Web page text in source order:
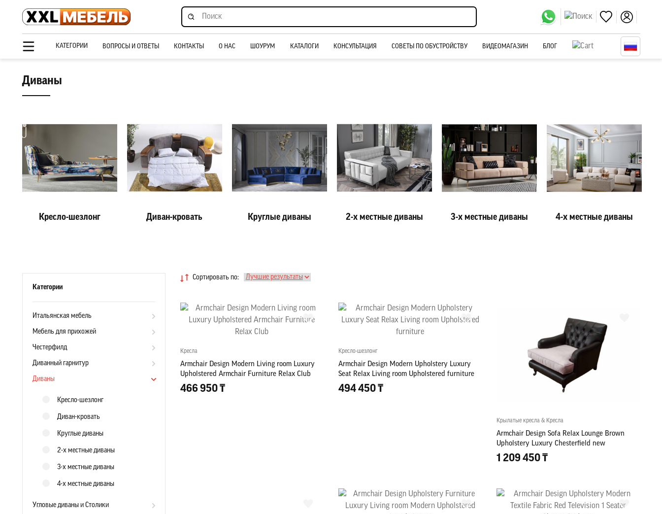
КАТЕГОРИИ ВОПРОСЫ И ОТВЕТЫ КОНТАКТЫ О НАС ШОУРУМ КАТАЛОГИ КОНСУЛЬТАЦИЯ СОВЕТЫ ПО ОБУСТРОЙСТВУ ВИДЕОМАГАЗИН БЛОГ
Диваны
Кресло-шезлонг Диван-кровать Круглые диваны 2-х местные диваны 3-х местные диваны 4-х местные диваны
Категории
Итальянская мебель
Мебель для прихожей
Честерфилд
Диванный гарнитур
Диваны
Кресло-шезлонг
Диван-кровать
Круглые диваны
2-х местные диваны
3-х местные диваны
4-х местные диваны
Угловые диваны и Столики
Сортировать по:
Кресла
Armchair Design Modern Living room Luxury
Upholstered Armchair Furniture Relax Club
466 950 ₸
Кресло-шезлонг
Armchair Design Modern Upholstery Luxury
Seat Relax Living room Upholstered furniture
494 450 ₸
Крылатые кресла & Кресла
Armchair Design Sofa Relax Lounge Brown
Upholstery Luxury Chesterfield new
1 209 450 ₸